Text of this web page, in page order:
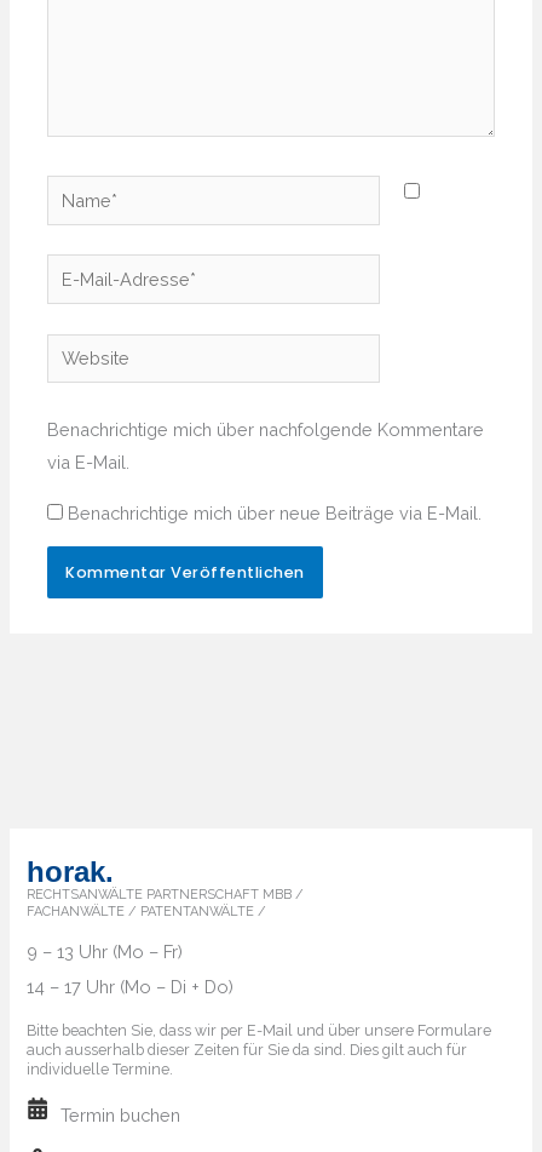
Name*
E-
Mail-
Adresse*
Website
Benachrichtige mich über nachfolgende Kommentare
via E-Mail.
Benachrichtige mich über neue Beiträge via E-Mail.
horak.
RECHTSANWÄLTE PARTNERSCHAFT MBB /
FACHANWÄLTE / PATENTANWÄLTE /
9 – 13 Uhr (Mo – Fr)
14 – 17 Uhr (Mo – Di + Do)
Bitte beachten Sie, dass wir per E-Mail und über unsere Formulare
auch ausserhalb dieser Zeiten für Sie da sind. Dies gilt auch für
individuelle Termine.
Termin buchen